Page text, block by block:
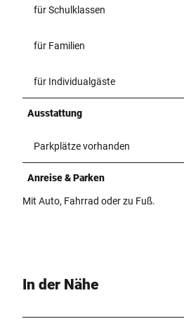
für Schulklassen
für Familien
für Individualgäste
Ausstattung
Parkplätze vorhanden
Anreise & Parken
Mit Auto, Fahrrad oder zu Fuß.
In der Nähe